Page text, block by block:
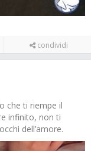
condividi
che ti riempe il
infinito, non ti
dell’amore.